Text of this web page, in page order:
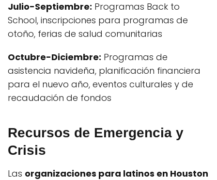
Julio-Septiembre: Programas Back to
School, inscripciones para programas de
otoño, ferias de salud comunitarias
Octubre-Diciembre: Programas de
asistencia navideña, planificación financiera
para el nuevo año, eventos culturales y de
recaudación de fondos
Recursos de Emergencia y
Crisis
Las organizaciones para latinos en Houston